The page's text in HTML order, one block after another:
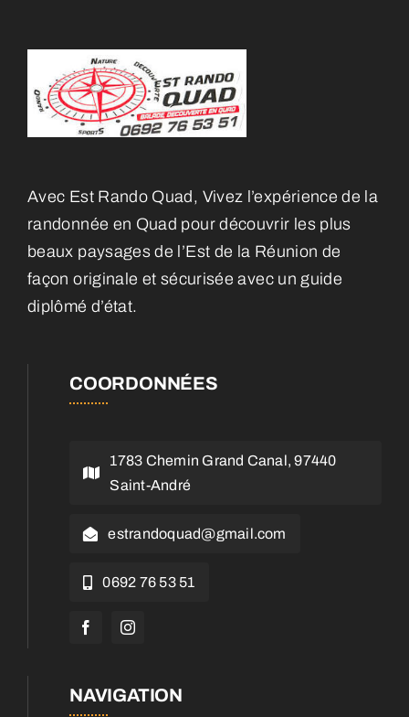
Avec Est Rando Quad, Vivez l’expérience de la
randonnée en Quad pour découvrir les plus
beaux paysages de l’Est de la Réunion de
façon originale et sécurisée avec un guide
diplômé d’état.
COORDONNÉES
1783 Chemin Grand Canal, 97440
Saint-André
estrandoquad@gmail.com
0692 76 53 51
NAVIGATION